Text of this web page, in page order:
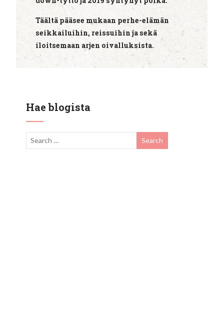
Täältä pääsee mukaan perhe-elämän
seikkailuihin, reissuihin ja sekä
iloitsemaan arjen oivalluksista.
Hae blogista